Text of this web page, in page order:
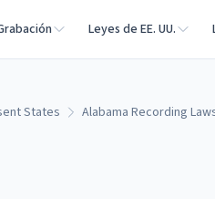
Leyes de EE. UU.
States Alabama Recording